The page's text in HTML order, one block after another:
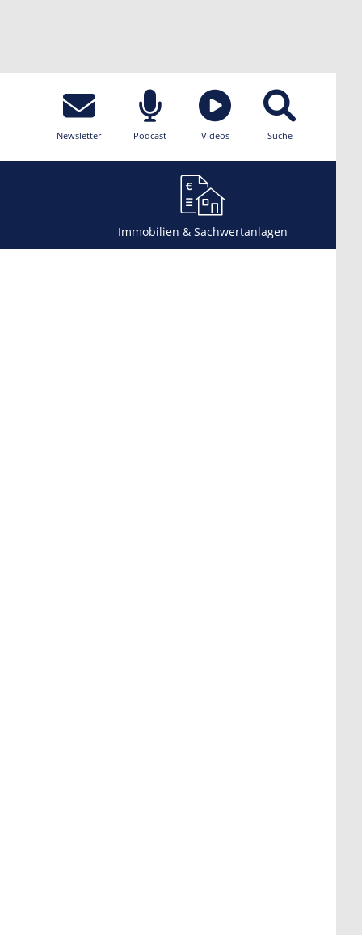
Newsletter Podcast Videos Suche
Immobilien & Sachwertanlagen